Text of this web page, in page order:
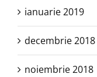
ianuarie 2019
decembrie 2018
noiembrie 2018